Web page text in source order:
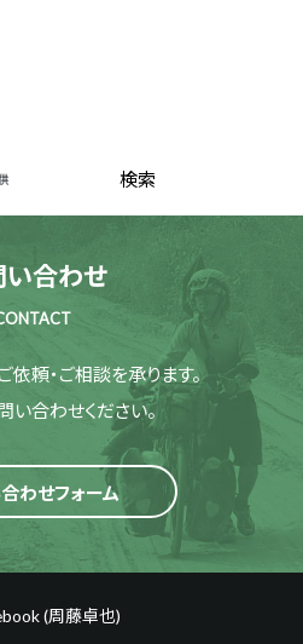
い合わせ
依頼・ご相談を承ります。
い合わせください。
わせフォーム
(周藤卓也)